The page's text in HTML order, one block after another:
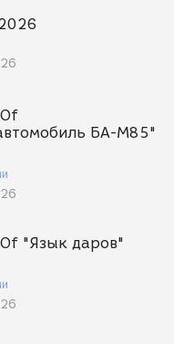
БА-М85"
"Язык даров"